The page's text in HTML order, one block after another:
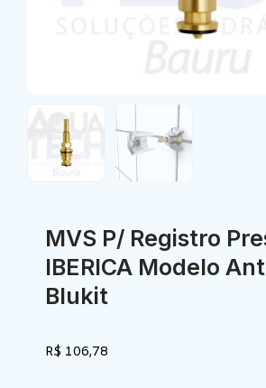
MVS P/ Registro
IBERICA Modelo
Blukit
R$ 106,78